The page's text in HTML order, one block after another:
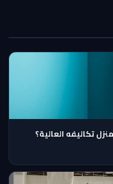
تكاليفه العالية؟